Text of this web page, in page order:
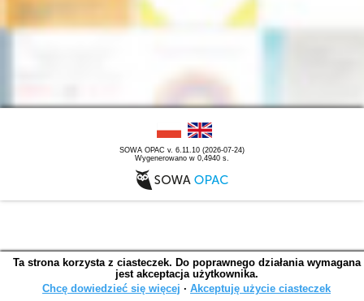
SOWA OPAC v. 6.11.10 (2026-07-24)
Wygenerowano w 0,4940 s.
Ta strona korzysta z ciasteczek. Do poprawnego działania wymagana
jest akceptacja użytkownika.
Chcę dowiedzieć się więcej ∙ Akceptuję użycie ciasteczek